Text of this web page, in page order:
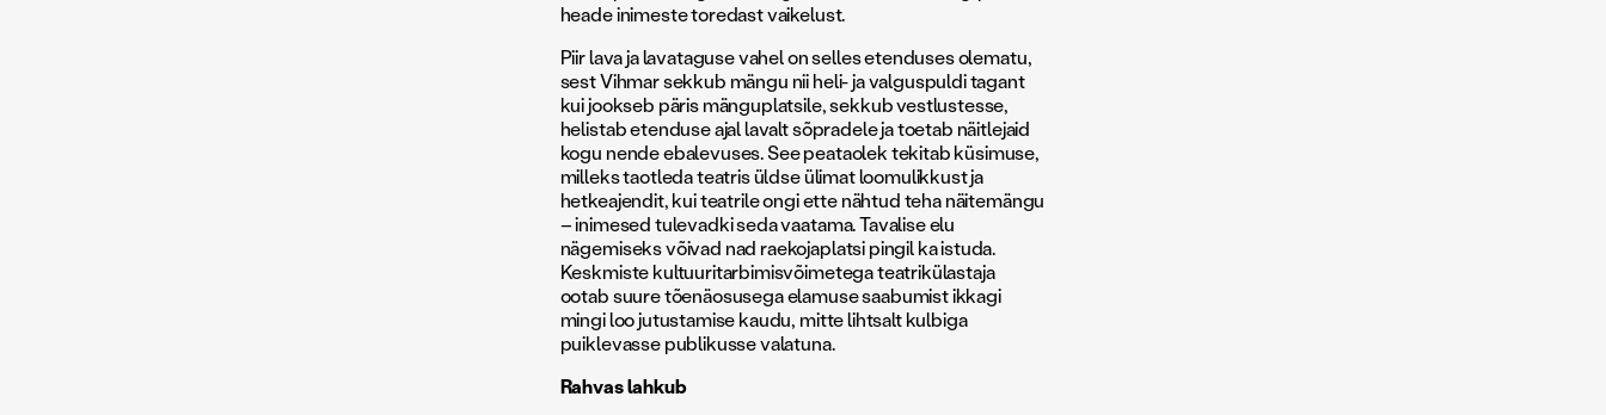
heade inimeste toredast vaikelust.
Piir lava ja lavataguse vahel on selles etenduses olematu,
sest Vihmar sekkub mängu nii heli- ja valguspuldi tagant
kui jookseb päris mänguplatsile, sekkub vestlustesse,
helistab etenduse ajal lavalt sõpradele ja toetab näitlejaid
kogu nende ebalevuses. See peataolek tekitab küsimuse,
milleks taotleda teatris üldse ülimat loomulikkust ja
hetkeajendit, kui teatrile ongi ette nähtud teha näitemängu
– inimesed tulevadki seda vaatama. Tavalise elu
nägemiseks võivad nad raekojaplatsi pingil ka istuda.
Keskmiste kultuuritarbimisvõimetega teatrikülastaja
ootab suure tõenäosusega elamuse saabumist ikkagi
mingi loo jutustamise kaudu, mitte lihtsalt kulbiga
puiklevasse publikusse valatuna.
Rahvas lahkub